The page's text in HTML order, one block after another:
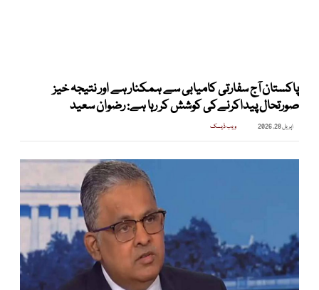
پاکستان آج سفارتی کامیابی سے ہمکنار ہے اور نتیجہ خیز
صورتحال پیداکرنےکی کوشش کر رہا ہے: رضوان سعید
اپریل 28, 2026 ویب ڈیسک